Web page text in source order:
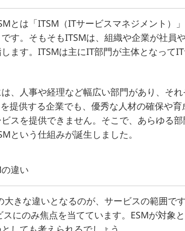
とは「ITSM（ITサービスマネジメント）
す。そもそもITSMは、組織や企業が社員
ます。ITSMは主にIT部門が主体となって
、人事や経理など幅広い部門があり、そ
提供する企業でも、優秀な人材の確保や
スを提供できません。そこで、あらゆる
という仕組みが誕生しました。
違い
大きな違いとなるのが、サービスの範囲で
にのみ焦点を当てています。ESMが対象